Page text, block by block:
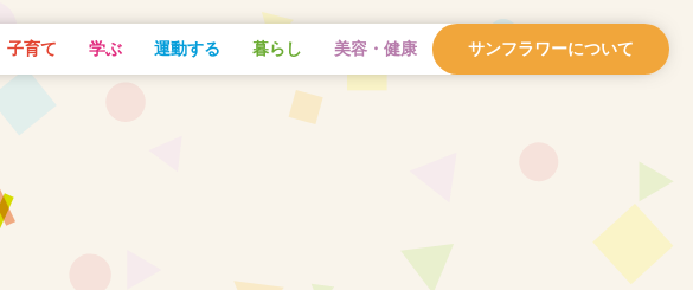
子育て 学ぶ 運動する 暮らし 美容・健康 サンフラワーについて